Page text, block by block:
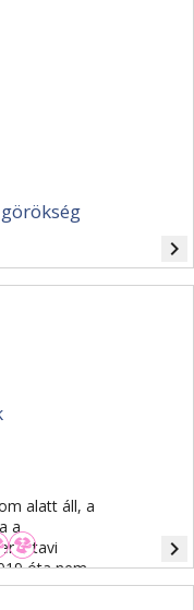
navigate_next
alatt áll, a
a
tavi
óta nem
navigate_next